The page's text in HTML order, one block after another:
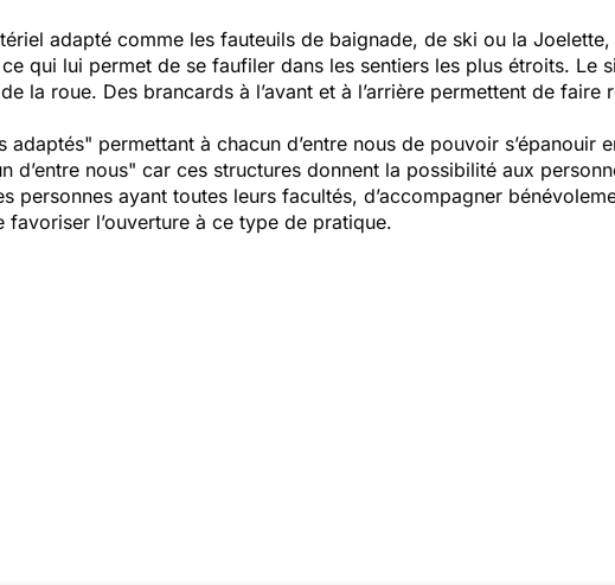
adapté comme les fauteuils de baignade, de ski ou la
qui lui permet de se faufiler dans les sentiers les plus étroits. Le
la roue. Des brancards à l’avant et à l’arrière permettent de faire
permettant à chacun d’entre nous de pouvoir s’épanouir
d’entre nous" car ces structures donnent la possibilité aux
personnes ayant toutes leurs facultés, d’accompagner
l’ouverture à ce type de pratique.